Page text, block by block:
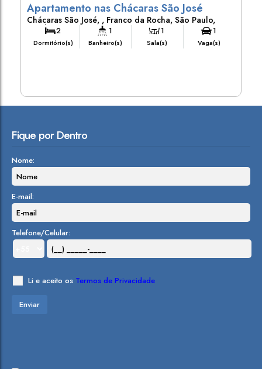
Apartamento nas Chácaras São José
Chácaras São José , Franco da Rocha, São Paulo,
Brasil 2
Dormitório(s)
1
Banheiro(s)
1
Sala(s)
1
Vaga(s)
Fique por Dentro
Nome:
E-mail:
Telefone/Celular:
Li e aceito os Termos de Privacidade